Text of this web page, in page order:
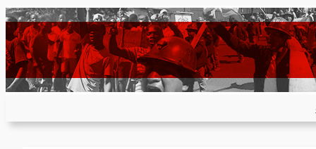
Zum
Inhalt
springen